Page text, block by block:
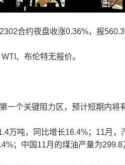
合约夜盘收涨0.36%，报
、布伦特无报价。
个关键阻力区，预计短期内将
吨，同比增长16.4%；11月，
；中国11月的煤油产量为299.8